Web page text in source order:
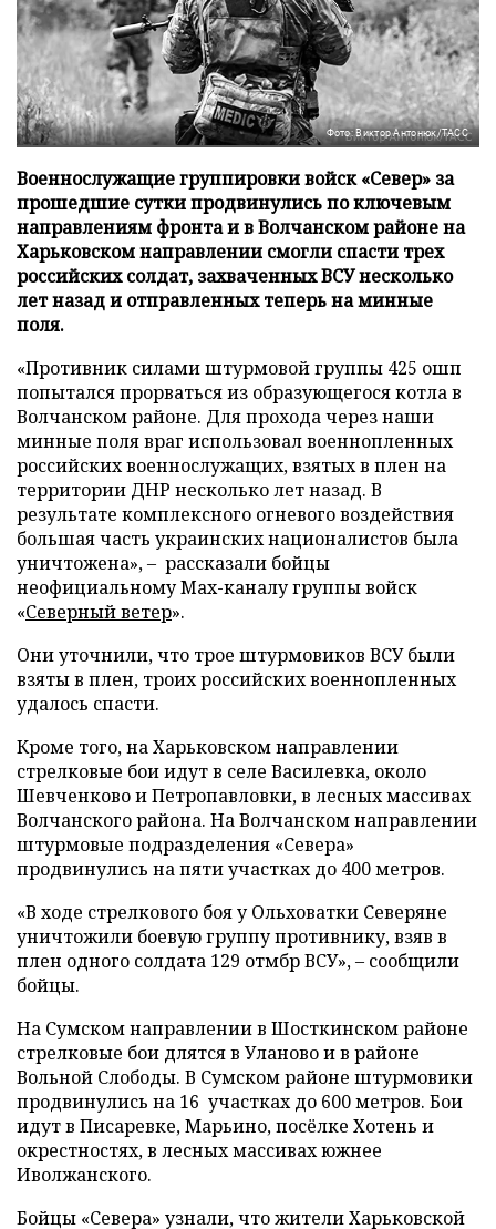
Фото: Виктор Антонюк/ТАСС
Военнослужащие группировки войск «Север» за
прошедшие сутки продвинулись по ключевым
направлениям фронта и в Волчанском районе на
Харьковском направлении смогли спасти трех
российских солдат, захваченных ВСУ несколько
лет назад и отправленных теперь на минные
поля.
«Противник силами штурмовой группы 425 ошп
попытался прорваться из образующегося котла в
Волчанском районе. Для прохода через наши
минные поля враг использовал военнопленных
российских военнослужащих, взятых в плен на
территории ДНР несколько лет назад. В
результате комплексного огневого воздействия
большая часть украинских националистов была
уничтожена», – рассказали бойцы
неофициальному Max-каналу группы войск
«Северный ветер».
Они уточнили, что трое штурмовиков ВСУ были
взяты в плен, троих российских военнопленных
удалось спасти.
Кроме того, на Харьковском направлении
стрелковые бои идут в селе Василевка, около
Шевченково и Петропавловки, в лесных массивах
Волчанского района. На Волчанском направлении
штурмовые подразделения «Севера»
продвинулись на пяти участках до 400 метров.
«В ходе стрелкового боя у Ольховатки Северяне
уничтожили боевую группу противнику, взяв в
плен одного солдата 129 отмбр ВСУ», – сообщили
бойцы.
На Сумском направлении в Шосткинском районе
стрелковые бои длятся в Уланово и в районе
Вольной Слободы. В Сумском районе штурмовики
продвинулись на 16 участках до 600 метров. Бои
идут в Писаревке, Марьино, посёлке Хотень и
окрестностях, в лесных массивах южнее
Иволжанского.
Бойцы «Севера» узнали, что жители Харьковской